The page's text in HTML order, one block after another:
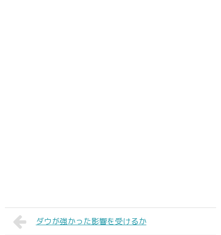
ダウが強かった影響を受けるか